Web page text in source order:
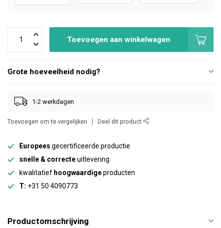
Toevoegen aan winkelwagen
Grote hoeveelheid nodig?
1-2 werkdagen
Toevoegen om te vergelijken Deel dit product
Europees gecertificeerde productie
snelle & correcteuitlevering
kwalitatief hoogwaardigeproducten
T: +31 50 4090773
Productomschrijving